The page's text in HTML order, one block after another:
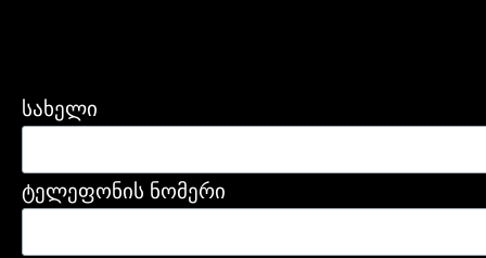
სახელი
ტელეფონის ნომერი